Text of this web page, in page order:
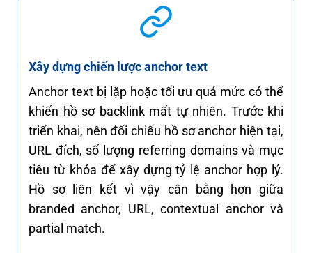
Xây dựng chiến lược anchor text
Anchor text bị lặp hoặc tối ưu quá mức có thể
khiến hồ sơ backlink mất tự nhiên. Trước khi
triển khai, nên đối chiếu hồ sơ anchor hiện tại,
URL đích, số lượng referring domains và mục
tiêu từ khóa để xây dựng tỷ lệ anchor hợp lý.
Hồ sơ liên kết vì vậy cân bằng hơn giữa
branded anchor, URL, contextual anchor và
partial match.